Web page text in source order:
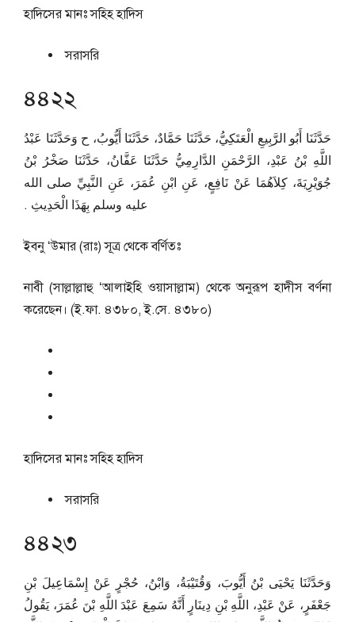
হাদিসের মানঃসহিহ হাদিস
সরাসরি
৪৪২২
حَدَّثَنَا أَبُو الرَّبِيعِ الْعَتَكِيُّ، حَدَّثَنَا حَمَّادٌ، حَدَّثَنَا أَيُّوبُ، ح وَحَدَّثَنَا عَبْدُ
اللَّهِ بْنُ عَبْدِ، الرَّحْمَنِ الدَّارِمِيُّ حَدَّثَنَا عَفَّانُ، حَدَّثَنَا صَخْرُ بْنُ
جُوَيْرِيَةَ، كِلاَهُمَا عَنْ نَافِعٍ، عَنِ ابْنِ عُمَرَ، عَنِ النَّبِيِّ صلى الله
عليه وسلم بِهَذَا الْحَدِيثِ ‏.‏
ইবনু ‘উমার (রাঃ) সূত্র থেকে বর্ণিতঃ
নাবী (সাল্লাল্লাহু ‘আলাইহি ওয়াসাল্লাম) থেকে অনুরূপ হাদীস বর্ণনা
করেছেন। (ই.ফা. ৪৩৮০, ই.সে. ৪৩৮০)
হাদিসের মানঃসহিহ হাদিস
সরাসরি
৪৪২৩
وَحَدَّثَنَا يَحْيَى بْنُ أَيُّوبَ، وَقُتَيْبَةُ، وَابْنُ، حُجْرٍ عَنْ إِسْمَاعِيلَ بْنِ
جَعْفَرٍ، عَنْ عَبْدِ، اللَّهِ بْنِ دِينَارٍ أَنَّهُ سَمِعَ عَبْدَ اللَّهِ بْنَ عُمَرَ، يَقُولُ